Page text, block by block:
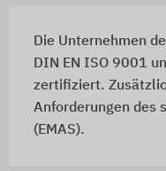
Die Unternehmen
DIN EN ISO 9001
zertifiziert.
Anforderungen des
(EMAS).